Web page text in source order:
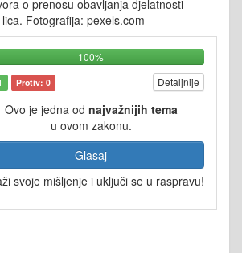
o prenosu obavljanja djelatnosti
Fotografija: pexels.com
100%
Protiv: 0 Detaljnije
Ovo je jedna od najvažnijih tema
u ovom zakonu.
Glasaj
svoje mišljenje i uključi se u raspravu!